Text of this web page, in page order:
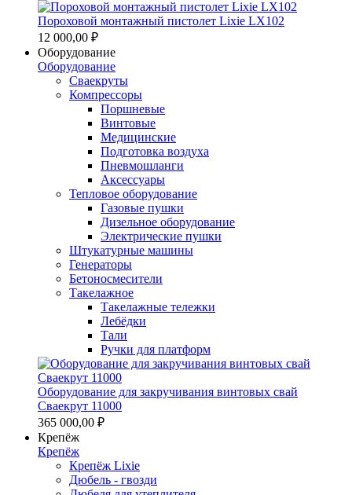
Пороховой монтажный пистолет Lixie LX102
12 000,00 ₽
Оборудование
Оборудование
Сваекруты
Компрессоры
Поршневые
Винтовые
Медицинские
Подготовка воздуха
Пневмошланги
Аксессуары
Тепловое оборудование
Газовые пушки
Дизельное оборудование
Электрические пушки
Штукатурные машины
Генераторы
Бетоносмесители
Такелажное
Такелажные тележки
Лебёдки
Тали
Ручки для платформ
Оборудование для закручивания винтовых свай
Сваекрут 11000
365 000,00 ₽
Крепёж
Крепёж
Крепёж Lixie
Дюбель - гвозди